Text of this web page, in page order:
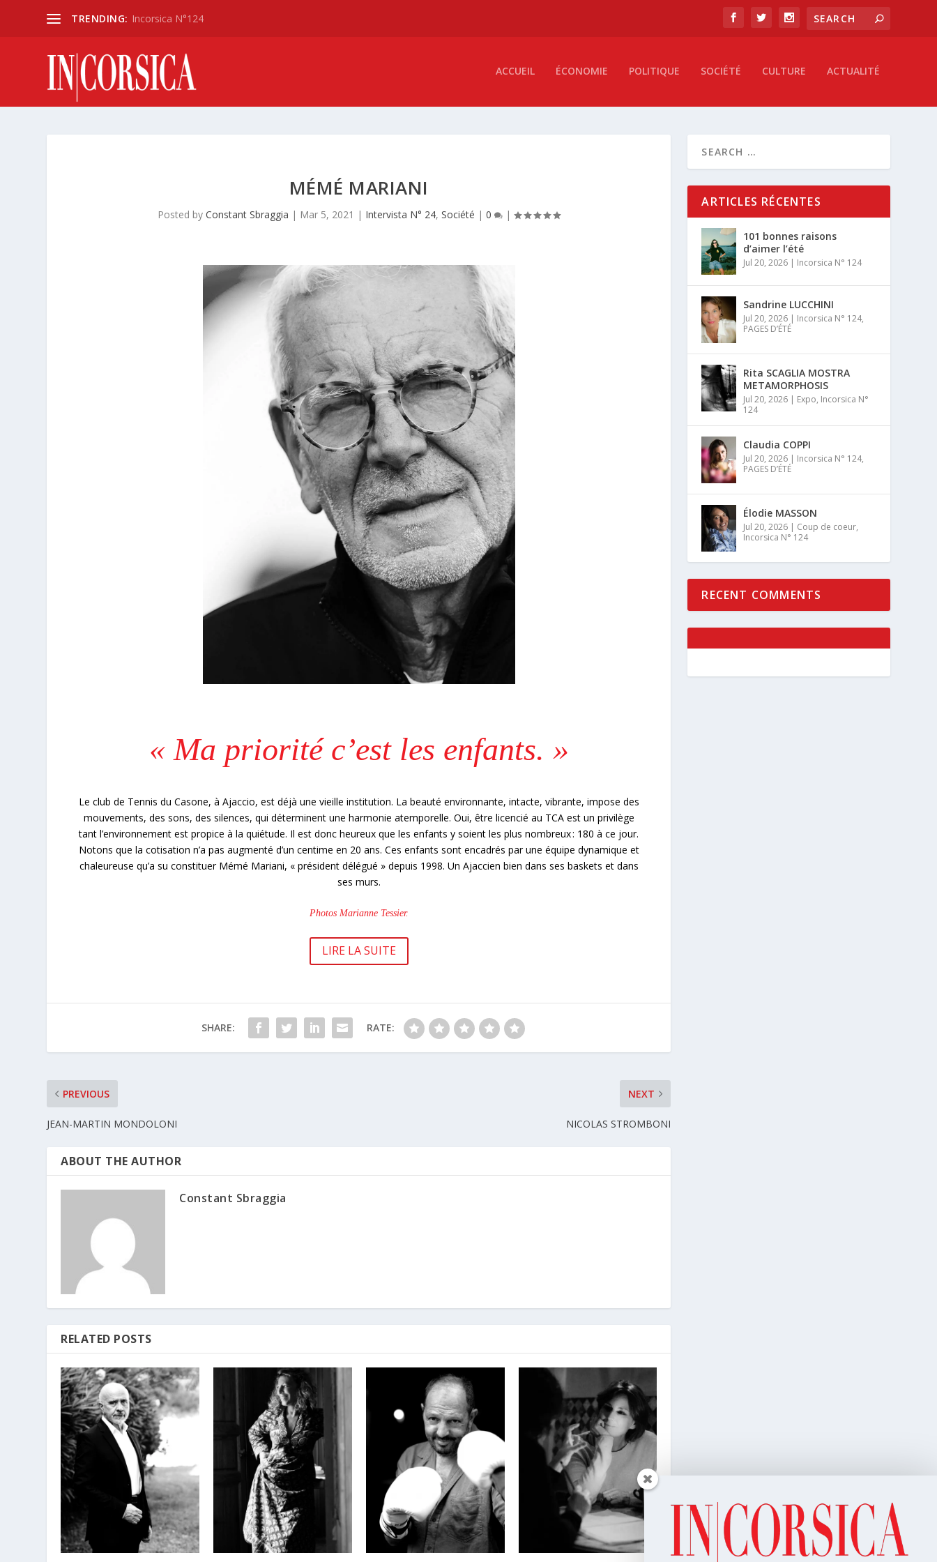
TRENDING: Incorsica N°124
ACCUEIL ÉCONOMIE POLITIQUE SOCIÉTÉ CULTURE ACTUALITÉ
MÉMÉ MARIANI
Posted byConstant Sbraggia | Mar 5, 2021 | Intervista N° 24,Société |0 |
« Ma priorité c’est les enfants. »
Le club de Tennis du Casone, à Ajaccio, est déjà une vieille institution. La beauté environnante, intacte, vibrante, impose des
mouvements, des sons, des silences, qui déterminent une harmonie atemporelle. Oui, être licencié au TCA est un privilège
tant l’environnement est propice à la quiétude. Il est donc heureux que les enfants y soient les plus nombreux : 180 à ce jour.
Notons que la cotisation n’a pas augmenté d’un centime en 20 ans. Ces enfants sont encadrés par une équipe dynamique et
chaleureuse qu’a su constituer Mémé Mariani, « président délégué » depuis 1998. Un Ajaccien bien dans ses baskets et dans
ses murs.
Photos Marianne Tessier.
LIRE LA SUITE
SHARE: RATE:
PREVIOUS
JEAN-MARTIN MONDOLONI
NEXT
NICOLAS STROMBONI
ABOUT THE AUTHOR
Constant Sbraggia
RELATED POSTS
ARTICLES RÉCENTES
101 bonnes raisons
d’aimer l’été
Jul 20, 2026 | Incorsica N° 124
Sandrine LUCCHINI
Jul 20, 2026 | Incorsica N° 124,
PAGES D’ÉTÉ
Rita SCAGLIA MOSTRA
METAMORPHOSIS
Jul 20, 2026 | Expo, Incorsica N°
124
Claudia COPPI
Jul 20, 2026 | Incorsica N° 124,
PAGES D’ÉTÉ
Élodie MASSON
Jul 20, 2026 | Coup de coeur,
Incorsica N° 124
RECENT COMMENTS